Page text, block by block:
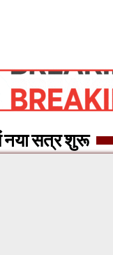
नया सत्र शुरू